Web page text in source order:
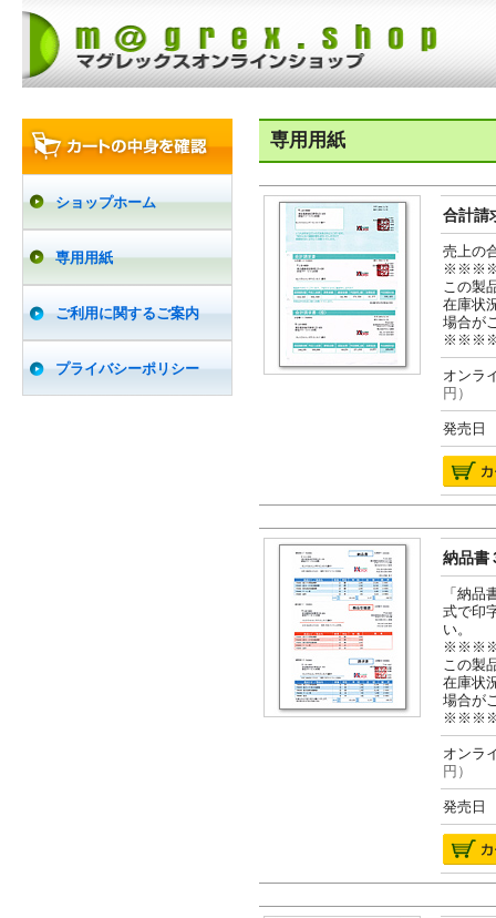
ショップホーム
専用用紙
ご利用に関するご案内
プライバシーポリシー
専用用紙
合計請
売上の
この製
在庫状
場合が
オン
円）
発売日
納品書
「納
式で印
い。
この製
在庫状
場合が
オン
円）
発売日